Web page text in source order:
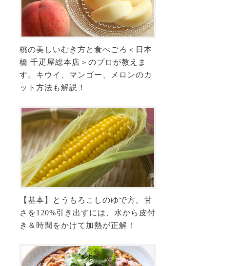
桃の美しいむき方と食べごろ＜日本
橋 千疋屋総本店＞のプロが教えま
す。キウイ、マンゴー、メロンのカ
ット方法も解説！
【基本】とうもろこしのゆで方。甘
さを120%引き出すには、水から皮付
き＆時間をかけて加熱が正解！